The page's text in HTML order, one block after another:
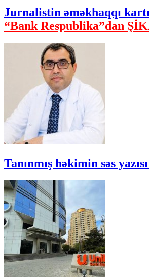
Jurnalistin əməkhaqqı
“Bank Respublika”dan
Tanınmış həkimin səs